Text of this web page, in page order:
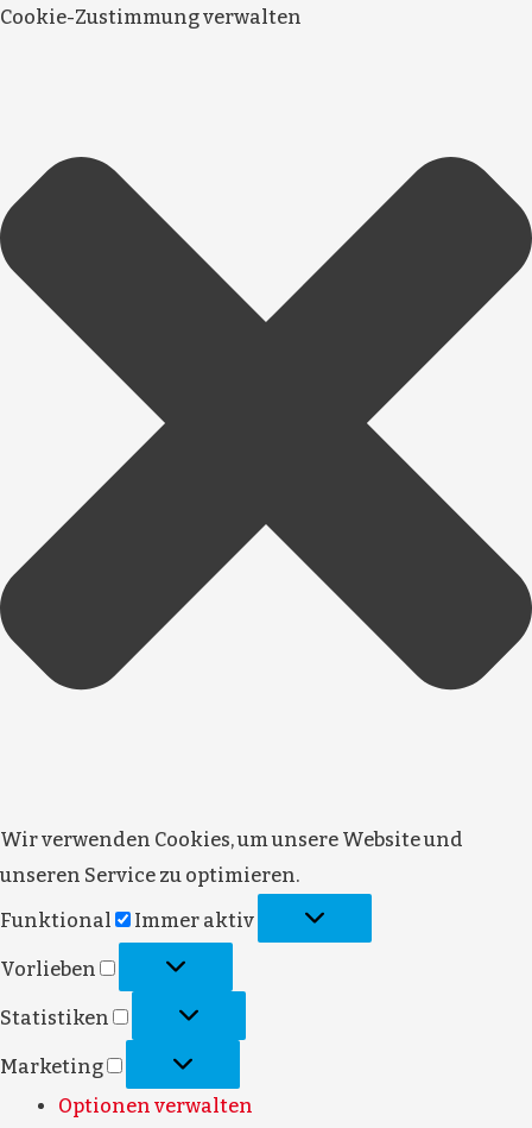
Cookie-Zustimmung verwalten
Wir verwenden Cookies, um unsere Website und
unseren Service zu optimieren.
Funktional
Funktional
Immer aktiv
Vorlieben Vorlieben
Statistiken Statistiken
Marketing Marketing
Optionen verwalten